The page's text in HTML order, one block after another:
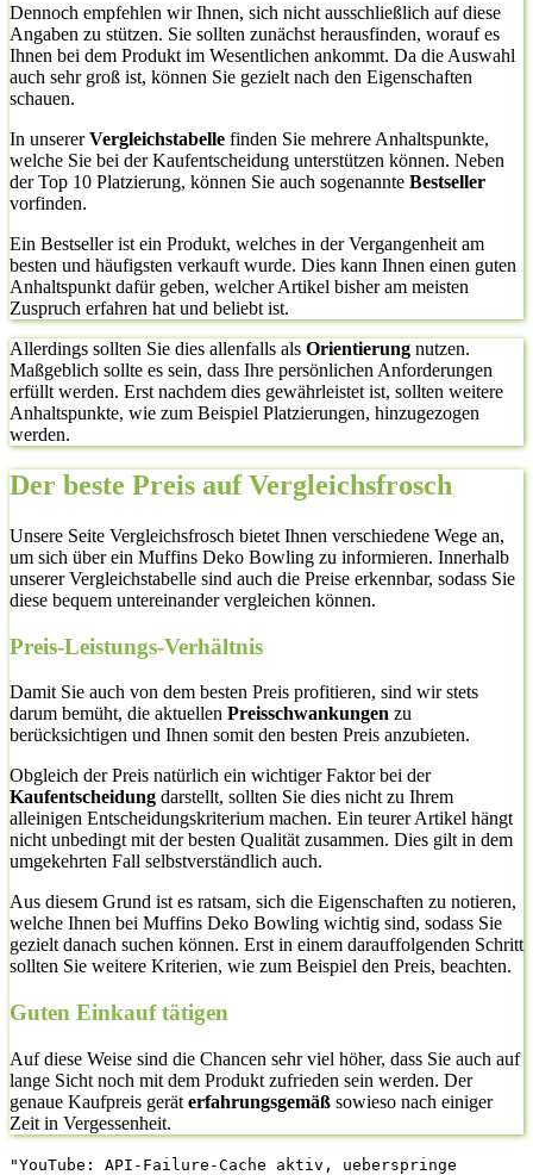
Dennoch empfehlen wir Ihnen, sich nicht ausschließlich auf diese
Angaben zu stützen. Sie sollten zunächst herausfinden, worauf es
Ihnen bei dem Produkt im Wesentlichen ankommt. Da die Auswahl
auch sehr groß ist, können Sie gezielt nach den Eigenschaften
schauen.
In unsererVergleichstabelle finden Sie mehrere Anhaltspunkte,
welche Sie bei der Kaufentscheidung unterstützen können. Neben
der Top 10 Platzierung, können Sie auch sogenannte Bestseller
vorfinden.
Ein Bestseller ist ein Produkt, welches in der Vergangenheit am
besten und häufigsten verkauft wurde. Dies kann Ihnen einen guten
Anhaltspunkt dafür geben, welcher Artikel bisher am meisten
Zuspruch erfahren hat und beliebt ist.
Allerdings sollten Sie dies allenfalls als Orientierung nutzen.
Maßgeblich sollte es sein, dass Ihre persönlichen Anforderungen
erfüllt werden. Erst nachdem dies gewährleistet ist, sollten weitere
Anhaltspunkte, wie zum Beispiel Platzierungen, hinzugezogen
werden.
Der beste Preis auf Vergleichsfrosch
Unsere Seite Vergleichsfrosch bietet Ihnen verschiedene Wege an,
um sich über ein Muffins Deko Bowling zu informieren. Innerhalb
unserer Vergleichstabelle sind auch die Preise erkennbar, sodass Sie
diese bequem untereinander vergleichen können.
Preis-Leistungs-Verhältnis
Damit Sie auch von dem besten Preis profitieren, sind wir stets
darum bemüht, die aktuellen Preisschwankungen zu
berücksichtigen und Ihnen somit den besten Preis anzubieten.
Obgleich der Preis natürlich ein wichtiger Faktor bei der
Kaufentscheidung darstellt, sollten Sie dies nicht zu Ihrem
alleinigen Entscheidungskriterium machen. Ein teurer Artikel hängt
nicht unbedingt mit der besten Qualität zusammen. Dies gilt in dem
umgekehrten Fall selbstverständlich auch.
Aus diesem Grund ist es ratsam, sich die Eigenschaften zu notieren,
welche Ihnen bei Muffins Deko Bowling wichtig sind, sodass Sie
gezielt danach suchen können. Erst in einem darauffolgenden Schritt
sollten Sie weitere Kriterien, wie zum Beispiel den Preis, beachten.
Guten Einkauf tätigen
Auf diese Weise sind die Chancen sehr viel höher, dass Sie auch auf
lange Sicht noch mit dem Produkt zufrieden sein werden. Der
genaue Kaufpreis gerät erfahrungsgemäß sowieso nach einiger
Zeit in Vergessenheit.
"YouTube: API-Failure-Cache aktiv, ueberspringe